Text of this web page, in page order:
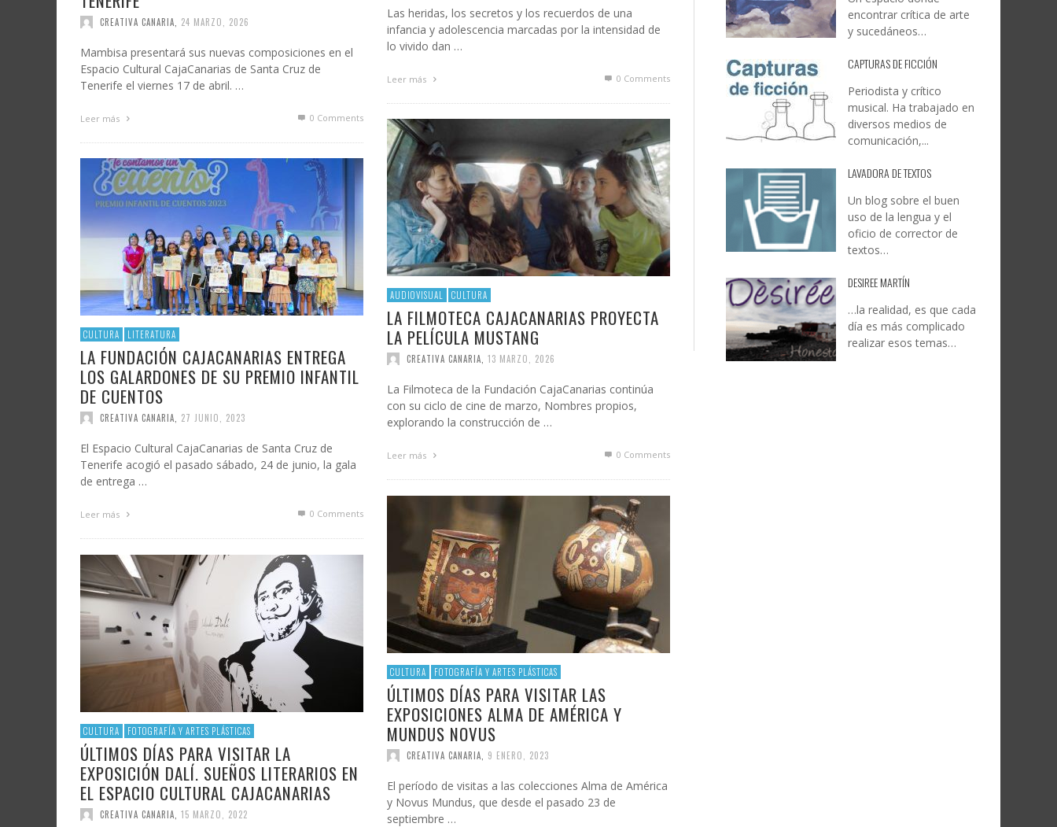
CREATIVA CANARIA 24 MARZO, 2026
Mambisa presentará sus nuevas composiciones en el
Espacio Cultural CajaCanarias de Santa Cruz de
Tenerife el viernes 17 de abril. …
Leer más 0 Comments
Las heridas, los secretos y los recuerdos de una
infancia y adolescencia marcadas por la intensidad de
lo vivido dan …
Leer más 0 Comments
AUDIOVISUAL CULTURA
LA FILMOTECA CAJACANARIAS PROYECTA
LA PELÍCULA MUSTANG
CREATIVA CANARIA 13 MARZO, 2026
La Filmoteca de la Fundación CajaCanarias continúa
con su ciclo de cine de marzo, Nombres propios,
explorando la construcción de …
Leer más 0 Comments
CULTURA LITERATURA
LA FUNDACIÓN CAJACANARIAS ENTREGA
LOS GALARDONES DE SU PREMIO INFANTIL
DE CUENTOS
CREATIVA CANARIA 27 JUNIO, 2023
El Espacio Cultural CajaCanarias de Santa Cruz de
Tenerife acogió el pasado sábado, 24 de junio, la gala
de entrega …
Leer más 0 Comments
CULTURA FOTOGRAFÍA Y ARTES PLÁSTICAS
ÚLTIMOS DÍAS PARA VISITAR LAS
EXPOSICIONES ALMA DE AMÉRICA Y
MUNDUS NOVUS
CREATIVA CANARIA 9 ENERO, 2023
El período de visitas a las colecciones Alma de América
y Novus Mundus, que desde el pasado 23 de
septiembre …
CULTURA FOTOGRAFÍA Y ARTES PLÁSTICAS
ÚLTIMOS DÍAS PARA VISITAR LA
EXPOSICIÓN DALÍ. SUEÑOS LITERARIOS EN
EL ESPACIO CULTURAL CAJACANARIAS
CREATIVA CANARIA 15 MARZO, 2022
encontrar crítica de arte
y sucedáneos…
CAPTURAS DE FICCIÓN
Periodista y crítico
musical. Ha trabajado en
diversos medios de
comunicación,...
LAVADORA DE TEXTOS
Un blog sobre el buen
uso de la lengua y el
oficio de corrector de
textos…
DESIREE MARTÍN
…la realidad, es que cada
día es más complicado
realizar esos temas…